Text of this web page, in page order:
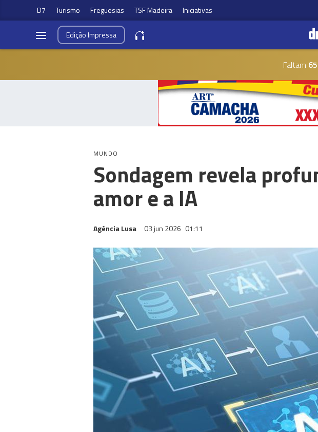
D7 Turismo Freguesias TSF Madeira Iniciativas
EdiçãoImpressa
Faltam
MUNDO
Sondagem revela
amor e a IA
Agência Lusa 03 jun 2026 01:11